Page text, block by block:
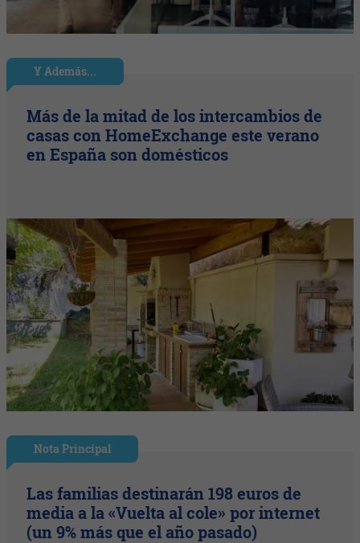
Y Además...
Más de la mitad de los intercambios de
casas con HomeExchange este verano
en España son domésticos
Nota Principal
Las familias destinarán 198 euros de
media a la «Vuelta al cole» por internet
(un 9% más que el año pasado)